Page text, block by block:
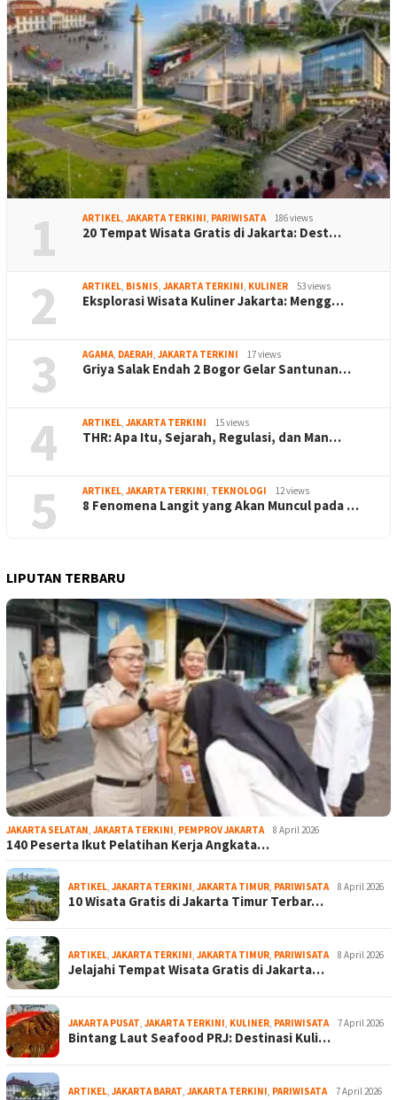
1 ARTIKEL JAKARTA TERKINI PARIWISATA 186 views
20 Tempat Wisata Gratis di Jakarta: Dest…
2 ARTIKEL BISNIS JAKARTA TERKINI KULINER 53 views
Eksplorasi Wisata Kuliner Jakarta: Mengg…
3 AGAMA DAERAH JAKARTA TERKINI 17 views
Griya Salak Endah 2 Bogor Gelar Santunan…
4 ARTIKEL JAKARTA TERKINI 15 views
THR: Apa Itu, Sejarah, Regulasi, dan Man…
5 ARTIKEL JAKARTA TERKINI TEKNOLOGI 12 views
8 Fenomena Langit yang Akan Muncul pada …
LIPUTAN TERBARU
JAKARTA SELATAN JAKARTA TERKINI PEMPROV JAKARTA 8 April 2026
140 Peserta Ikut Pelatihan Kerja Angkata…
ARTIKEL JAKARTA TERKINI JAKARTA TIMUR PARIWISATA 8 April 2026
10 Wisata Gratis di Jakarta Timur Terbar…
ARTIKEL JAKARTA TERKINI JAKARTA TIMUR PARIWISATA 8 April 2026
Jelajahi Tempat Wisata Gratis di Jakarta…
JAKARTA PUSAT JAKARTA TERKINI KULINER PARIWISATA 7 April 2026
Bintang Laut Seafood PRJ: Destinasi Kuli…
ARTIKEL JAKARTA BARAT JAKARTA TERKINI PARIWISATA 7 April 2026